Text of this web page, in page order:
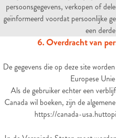
persoonsgegevens, verkopen of
geïnformeerd voordat persoonlijke
een
6. Overdracht van
De gegevens die op deze site
Europese
Als de gebruiker echter een
Canada wil boeken, zijn de
https://canada-